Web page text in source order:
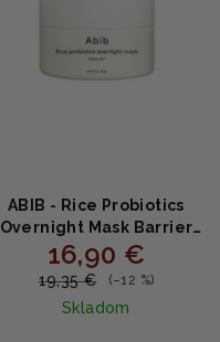
ABIB - Rice Probiotics
Overnight Mask Barrier
Jelly 80ml
16,90 €
19,35 € (–12 %)
Skladom